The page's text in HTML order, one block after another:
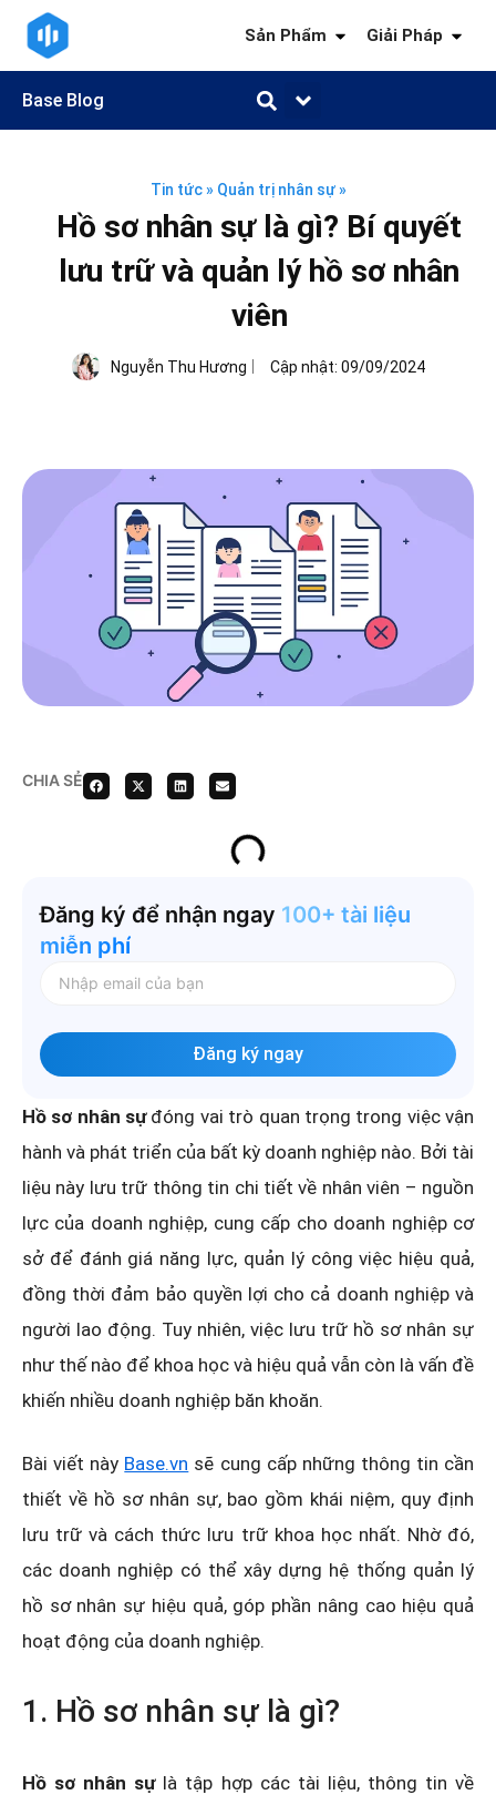
Sản Phẩm Giải Pháp
Base Blog
Tin tức» Quản trị nhân sự»
Hồ sơ nhân sự là gì? Bí quyết
lưu trữ và quản lý hồ sơ nhân
viên
Nguyễn Thu Hương Cập nhật: 09/09/2024
CHIA SẺ
Đăng ký để nhận ngay 100+ tài liệu
miễn phí
Đăng ký ngay
Hồ sơ nhân sựđóng vai trò quan trọng trong việc vận
hành và phát triển của bất kỳ doanh nghiệp nào. Bởi tài
liệu này lưu trữ thông tin chi tiết về nhân viên – nguồn
lực của doanh nghiệp, cung cấp cho doanh nghiệp cơ
sở để đánh giá năng lực, quản lý công việc hiệu quả,
đồng thời đảm bảo quyền lợi cho cả doanh nghiệp và
người lao động. Tuy nhiên, việc lưu trữ hồ sơ nhân sự
như thế nào để khoa học và hiệu quả vẫn còn là vấn đề
khiến nhiều doanh nghiệp băn khoăn.
Bài viết này Base.vn sẽ cung cấp những thông tin cần
thiết về hồ sơ nhân sự, bao gồm khái niệm, quy định
lưu trữ và cách thức lưu trữ khoa học nhất. Nhờ đó,
các doanh nghiệp có thể xây dựng hệ thống quản lý
hồ sơ nhân sự hiệu quả, góp phần nâng cao hiệu quả
hoạt động của doanh nghiệp.
1. Hồ sơ nhân sự là gì?
Hồ sơ nhân sựlà tập hợp các tài liệu, thông tin về